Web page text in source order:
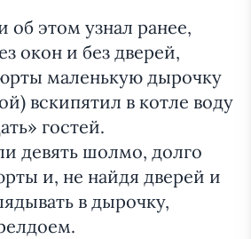
об этом узнал ранее,
окон и без дверей,
маленькую дырочку
вскипятил в котле воду
гостей.
девять шолмо, долго
и, не найдя дверей и
в дырочку,